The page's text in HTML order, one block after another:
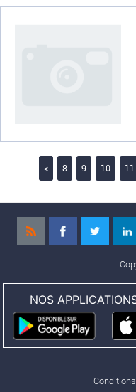
< 8 9 10 11
NOS